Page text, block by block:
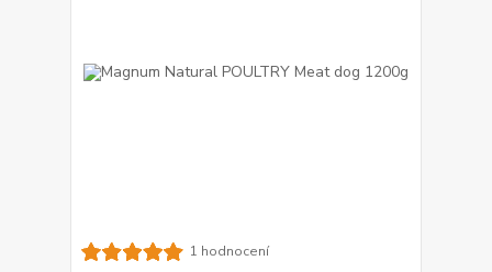
1 hodnocení